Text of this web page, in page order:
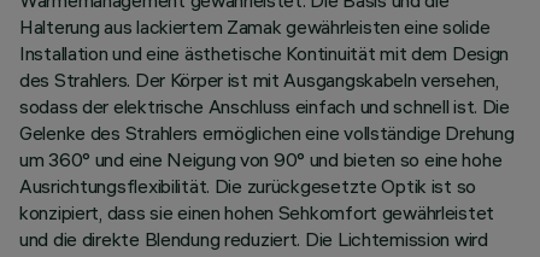
Halterung aus lackiertem Zamak gewährleisten eine solide
Installation und eine ästhetische Kontinuität mit dem Design
des Strahlers. Der Körper ist mit Ausgangskabeln versehen,
sodass der elektrische Anschluss einfach und schnell ist. Die
Gelenke des Strahlers ermöglichen eine vollständige Drehung
um 360° und eine Neigung von 90° und bieten so eine hohe
Ausrichtungsflexibilität. Die zurückgesetzte Optik ist so
konzipiert, dass sie einen hohen Sehkomfort gewährleistet
und die direkte Blendung reduziert. Die Lichtemission wird